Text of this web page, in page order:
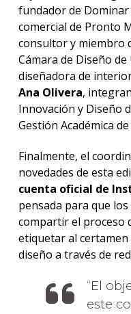
fundador de Dominar
comercial de Pronto
consultor y miembro
Cámara de Diseño de
diseñadora de
Ana Olivera,
Innovación y Diseño
Gestión Académica
Finalmente, el
novedades de esta
cuenta oficial de
pensada para que
compartir el proceso
etiquetar al
diseño a través de
El
este